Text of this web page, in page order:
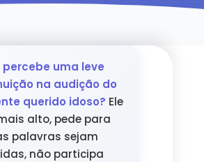
percebe uma leve
na audição do
querido idoso? Ele
alto, pede para
palavras sejam
não participa